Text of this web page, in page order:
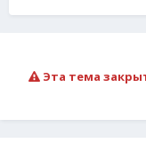
Эта тема